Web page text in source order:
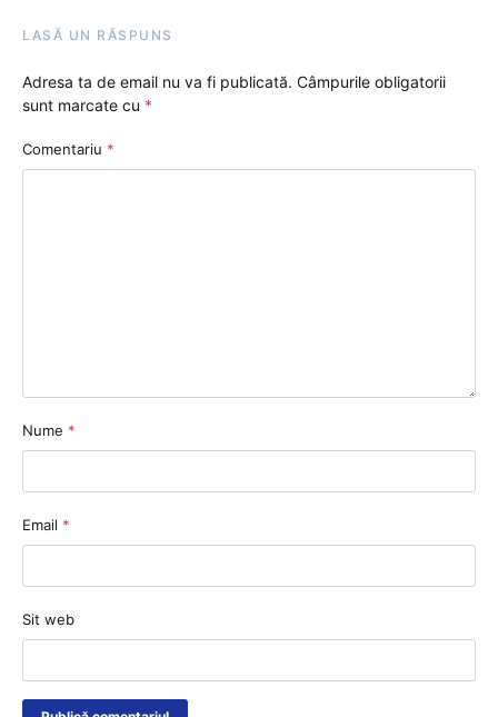
LASĂ UN RĂSPUNS
Adresa ta de email nu va fi publicată. Câmpurile obligatorii
sunt marcate cu *
Comentariu *
Nume *
Email *
Sit web